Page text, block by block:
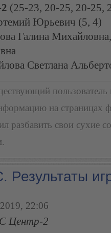
(25-23, 20-25, 20-25,
Юрьевич (5, 4)
Галина
Светлана
пользователь
на страницах
разбавить свои сухие
Результаты
22:06
Центр-2